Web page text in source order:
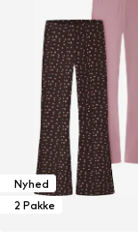
Nyhed
2 Pakke